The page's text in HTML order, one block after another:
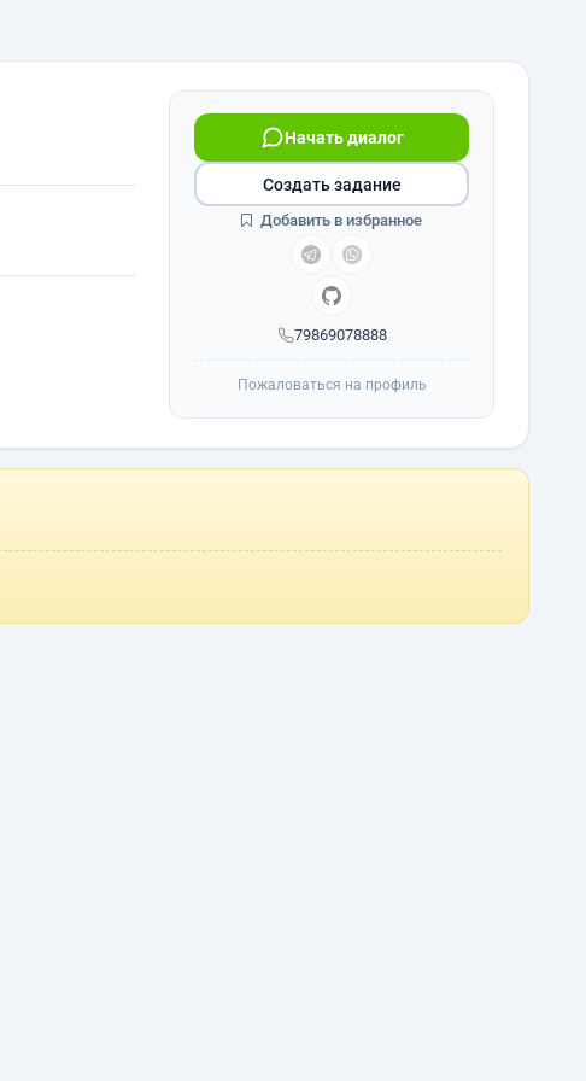
79869078888
Начать диалог
Создать задание
Добавить в избранное
Пожаловаться на профиль